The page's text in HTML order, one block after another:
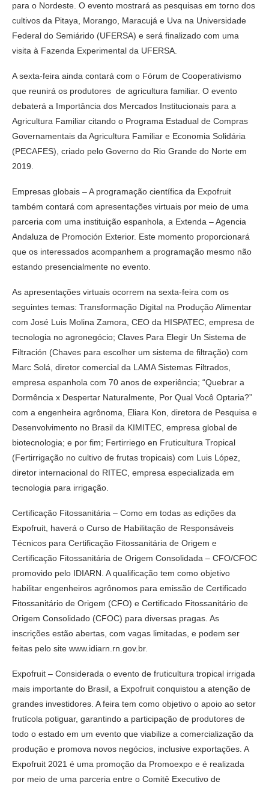
para o Nordeste. O evento mostrará as pesquisas em torno dos
cultivos da Pitaya, Morango, Maracujá e Uva na Universidade
Federal do Semiárido (UFERSA) e será finalizado com uma
visita à Fazenda Experimental da UFERSA.
A sexta-feira ainda contará com o Fórum de Cooperativismo
que reunirá os produtores de agricultura familiar. O evento
debaterá a Importância dos Mercados Institucionais para a
Agricultura Familiar citando o Programa Estadual de Compras
Governamentais da Agricultura Familiar e Economia Solidária
(PECAFES), criado pelo Governo do Rio Grande do Norte em
2019.
Empresas globais – A programação científica da Expofruit
também contará com apresentações virtuais por meio de uma
parceria com uma instituição espanhola, a Extenda – Agencia
Andaluza de Promoción Exterior. Este momento proporcionará
que os interessados acompanhem a programação mesmo não
estando presencialmente no evento.
As apresentações virtuais ocorrem na sexta-feira com os
seguintes temas: Transformação Digital na Produção Alimentar
com José Luis Molina Zamora, CEO da HISPATEC, empresa de
tecnologia no agronegócio; Claves Para Elegir Un Sistema de
Filtración (Chaves para escolher um sistema de filtração) com
Marc Solá, diretor comercial da LAMA Sistemas Filtrados,
empresa espanhola com 70 anos de experiência; “Quebrar a
Dormência x Despertar Naturalmente, Por Qual Você Optaria?”
com a engenheira agrônoma, Eliara Kon, diretora de Pesquisa e
Desenvolvimento no Brasil da KIMITEC, empresa global de
biotecnologia; e por fim; Fertirriego en Fruticultura Tropical
(Fertirrigação no cultivo de frutas tropicais) com Luis López,
diretor internacional do RITEC, empresa especializada em
tecnologia para irrigação.
Certificação Fitossanitária – Como em todas as edições da
Expofruit, haverá o Curso de Habilitação de Responsáveis
Técnicos para Certificação Fitossanitária de Origem e
Certificação Fitossanitária de Origem Consolidada – CFO/CFOC
promovido pelo IDIARN. A qualificação tem como objetivo
habilitar engenheiros agrônomos para emissão de Certificado
Fitossanitário de Origem (CFO) e Certificado Fitossanitário de
Origem Consolidado (CFOC) para diversas pragas. As
inscrições estão abertas, com vagas limitadas, e podem ser
feitas pelo site www.idiarn.rn.gov.br.
Expofruit – Considerada o evento de fruticultura tropical irrigada
mais importante do Brasil, a Expofruit conquistou a atenção de
grandes investidores. A feira tem como objetivo o apoio ao setor
frutícola potiguar, garantindo a participação de produtores de
todo o estado em um evento que viabilize a comercialização da
produção e promova novos negócios, inclusive exportações. A
Expofruit 2021 é uma promoção da Promoexpo e é realizada
por meio de uma parceria entre o Comitê Executivo de